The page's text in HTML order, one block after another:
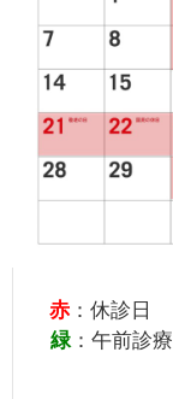
赤 ：休診日
緑 ：午前診療